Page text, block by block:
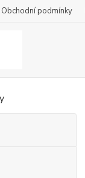
Obchodní podmínky